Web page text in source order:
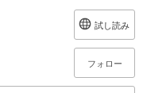
試し読み
フォロー